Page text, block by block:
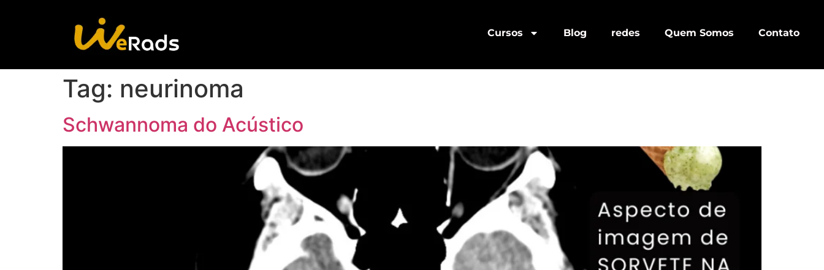
Cursos Blog redes Quem Somos Contato
Tag: neurinoma
Schwannoma do Acústico